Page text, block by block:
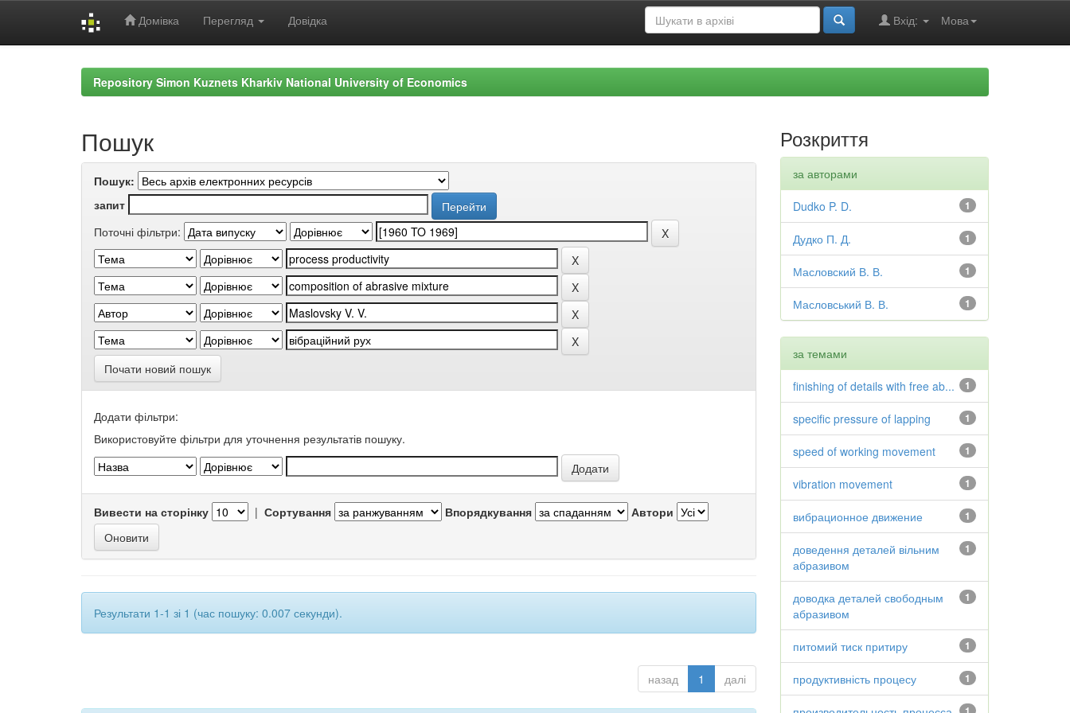
Домівка Перегляд Довідка Мова
Вхід:
Repository Simon Kuznets Kharkiv National University of Economics
Пошук
Пошук:
запит
Поточні фільтри:
Почати новий пошук
Додати фільтри:
Використовуйте фільтри для уточнення результатів пошуку.
Вивести на сторінку | Сортування Впорядкування Автори
Результати 1-1 зі 1 (час пошуку: 0.007 секунди).
назад 1 далі
Розкриття
за авторами
1
Dudko P. D.
1
Дудко П. Д.
1
Масловский В. В.
1
Масловський В. В.
за темами
1
finishing of details with free ab...
1
specific pressure of lapping
1
speed of working movement
1
vibration movement
1
вибрационное движение
1
доведення деталей вільним
абразивом
1
доводка деталей свободным
абразивом
1
питомий тиск притиру
1
продуктивність процесу